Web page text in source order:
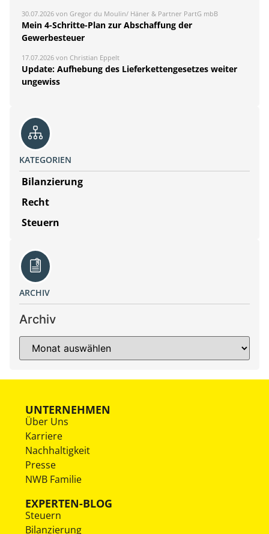
30.07.2026 von Gregor du Moulin/ Häner & Partner PartG mbB
Mein 4-Schritte-Plan zur Abschaffung der
Gewerbesteuer
17.07.2026 von Christian Eppelt
Update: Aufhebung des Lieferkettengesetzes weiter
ungewiss
KATEGORIEN
Bilanzierung
Recht
Steuern
ARCHIV
Archiv
UNTERNEHMEN
Über Uns
Karriere
Nachhaltigkeit
Presse
NWB Familie
EXPERTEN-BLOG
Steuern
Bilanzierung